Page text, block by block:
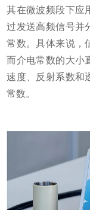
其在微波频段下应
过发送高频信号并
常数。具体来说，
而介电常数的大小
速度、反射系数和
常数。